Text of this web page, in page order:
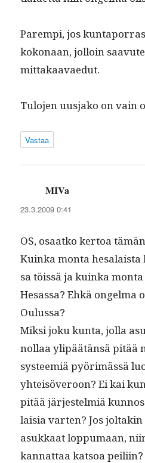
Parem­pi, jos
kokon­aan, jol­loin
mittakaavaedut.
Tulo­jen uus­jako on vain
Vastaa
MIVa
23.3.2009 0:41
OS, osaatko ker­toa
Kuin­ka mon­ta
sa töis­sä ja kuin­ka
Hesas­sa? Ehkä ongel­ma
Oulussa?
Mik­si joku kun­ta, jol­la
nol­laa ylipäätän­sä pitää
sys­teemiä pyörimässä
yhteisöveroon? Ei kai
pitää jär­jestelmiä
laisia varten? Jos
asukkaat lop­pumaan,
kan­nat­taa kat­soa